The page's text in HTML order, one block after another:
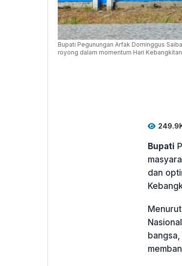
Bupati Pegunungan Arfak Dominggus
royong dalam momentum Hari
Bupati
dan